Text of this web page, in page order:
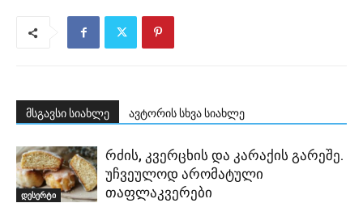
მსგავსი სიახლე ავტორის სხვა სიახლე
დესერტი
რძის, კვერცხის და კარაქის გარეშე.
უჩვეულოდ არომატული
თაფლაკვერები